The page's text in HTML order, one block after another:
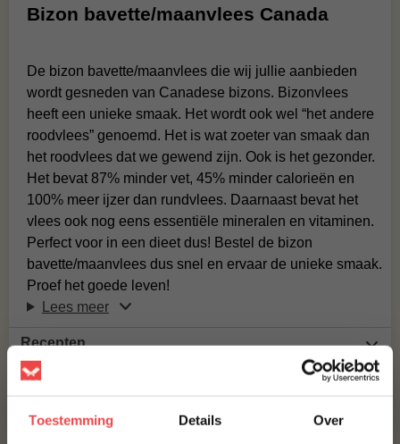
Toestemming Details Over
Bizon bavette/maanvlees Canada
De bizon bavette/maanvlees die wij jullie aanbieden
wordt gesneden van Canadese bizons. Bizonvlees
heeft een unieke smaak. Het wordt ook wel “het andere
roodvlees” genoemd. Het is wat zoeter van smaak dan
het roodvlees dat we gewend zijn. Ook is het gezonder.
Het bevat 87% minder vet, 45% minder calorieën en
100% meer ijzer dan rundvlees. Daarnaast bevat het
vlees ook nog eens essentiële mineralen en vitaminen.
Perfect voor in een dieet dus! Bestel de bizon
bavette/maanvlees dus snel en ervaar de unieke smaak.
Proef het goede leven!
Lees meer
Recepten
Veelgestelde vragen